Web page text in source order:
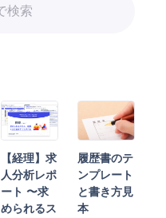
【経理】求
人分析レポ
ート 〜求
められるス
履歴書のテ
ンプレート
と書き方見
本